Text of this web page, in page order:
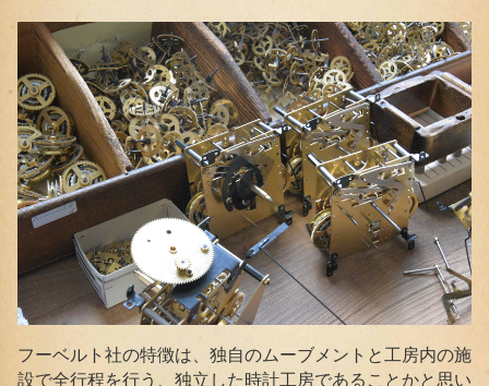
フーベルト社の特徴は、独自のムーブメントと工房内の施
設で全行程を行う、独立した時計工房であることかと思い